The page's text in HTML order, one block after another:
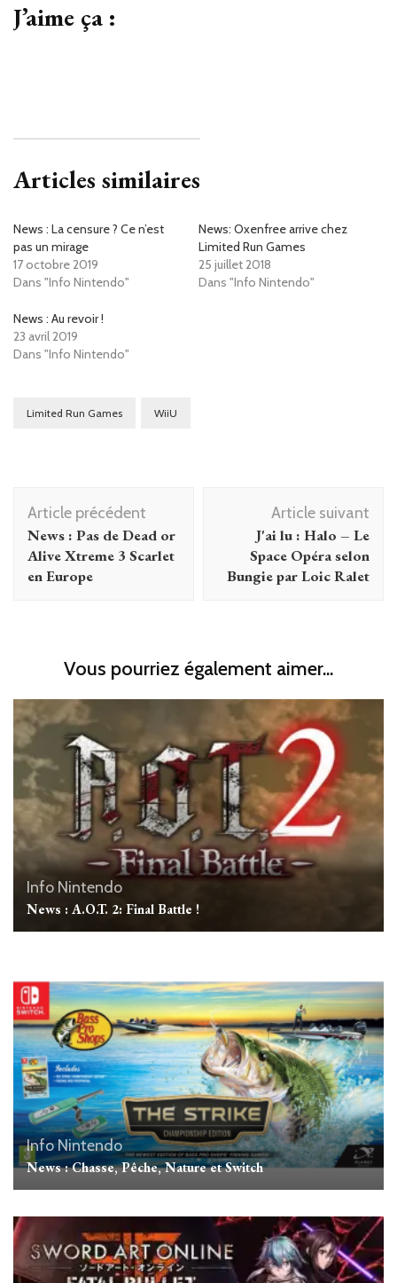
J’aime ça :
Articles similaires
News : La censure ? Ce n’est
pas un mirage
17 octobre 2019
Dans "Info Nintendo"
News: Oxenfree arrive chez
Limited Run Games
25 juillet 2018
Dans "Info Nintendo"
News : Au revoir !
23 avril 2019
Dans "Info Nintendo"
Limited Run Games WiiU
Navigation
d'article
Article précédent
News : Pas de Dead or
Alive Xtreme 3 Scarlet
en Europe
Article suivant
J'ai lu : Halo – Le
Space Opéra selon
Bungie par Loic Ralet
Vous pourriez également aimer...
Info Nintendo
News : A.O.T. 2: Final Battle !
Info Nintendo
News : Chasse, Pêche, Nature et Switch